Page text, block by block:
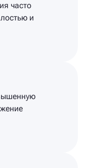
часто
и